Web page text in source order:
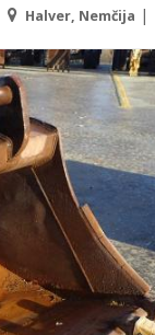
Halver, Nemčija |